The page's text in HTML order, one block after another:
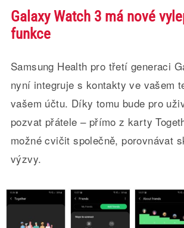
Galaxy Watch 3 má nové
funkce
Samsung Health pro třetí generaci
nyní integruje s kontakty ve vašem
vašem účtu. Díky tomu bude pro
pozvat přátele – přímo z karty
možné cvičit společně, porovnávat
výzvy.